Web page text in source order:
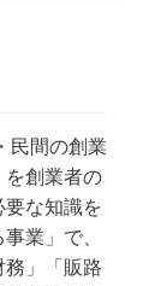
民間の創業
を創業者の
要な知識を
業」で、
」「販路